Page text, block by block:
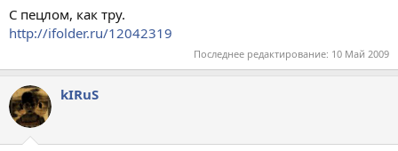
С пецлом, как тру.
http://ifolder.ru/12042319
Последнее редактирование: 10 Май 2009
kIRuS